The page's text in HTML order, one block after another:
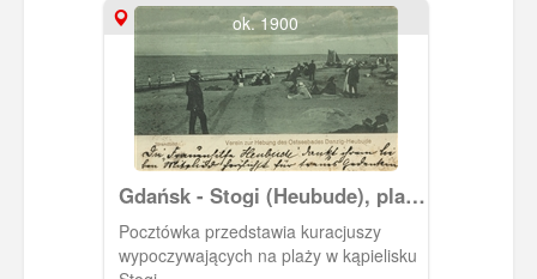
ok. 1900
Gdańsk - Stogi (Heubude), plaża
(Strandbild)
Pocztówka przedstawia kuracjuszy
wypoczywających na plaży w kąpielisku